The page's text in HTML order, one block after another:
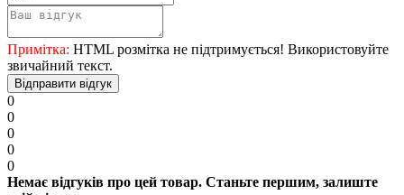
Примітка: HTML розмітка не підтримується! Використовуйте
звичайний текст.
Відправити відгук
0
0
0
0
0
Немає відгуків про цей товар. Станьте першим, залиште